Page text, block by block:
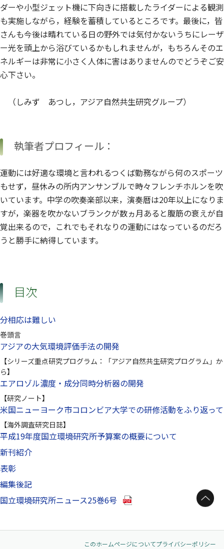
ダーや小型ジェット機に下向きに搭載したライダーによる観測
も実施しながら，経験を蓄積しているところです。最後に，皆
さんも今後は晴れている日の野外では気付かないうちにレーザ
ー光を頭上から浴びているかもしれませんが，もちろんそのエ
ネルギーは非常に小さく人体に害はありませんのでどうぞご安
心下さい。
（しみず あつし，アジア自然共生研究グループ）
執筆者プロフィール：
運動には好適な環境と言われるつくば勤務ながら何のスポーツ
もせず，昼休みの所内アンサンブルで時々フレンチホルンを吹
いています。中学の吹奏楽部以来，演奏暦は20年以上になりま
すが，楽器を吹かないブランクが数ヵ月あると腹筋の衰えが自
覚出来るので，これでもそれなりの運動にはなっているのだろ
うと勝手に納得しています。
目次
分相応は難しい
巻頭言
アジアの大気環境評価手法の開発
【シリーズ重点研究プログラム：「アジア自然共生研究プログラム」か
ら】
エアロゾル濃度・成分同時分析器の開発
【研究ノート】
米国ニューヨーク市コロンビア大学での研修活動をふり返って
【海外調査研究日誌】
平成19年度国立環境研究所予算案の概要について
新刊紹介
表彰
編集後記
国立環境研究所ニュース25巻6号（別ウインドウで開きます）
ページトップへ
このホームページについてプライバシーポリシー